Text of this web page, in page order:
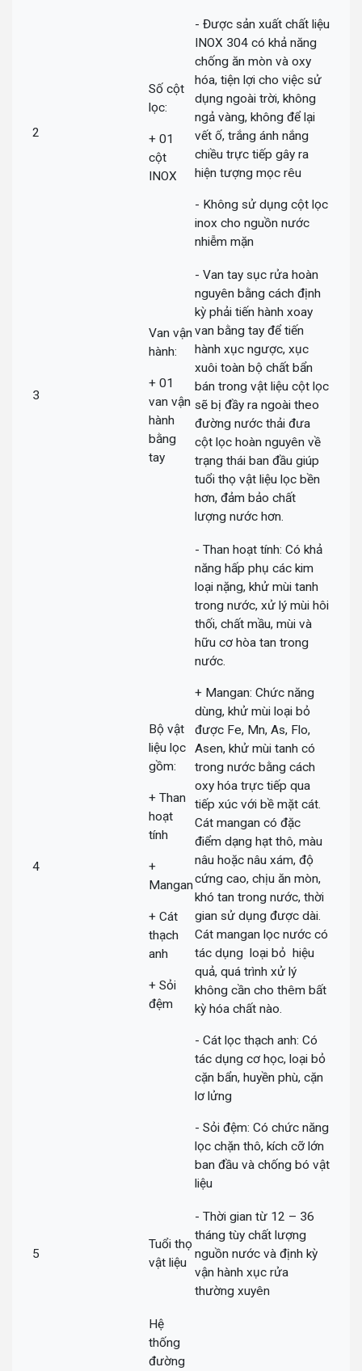
2
Số cột
lọc:
+ 01
cột
INOX
- Được sản xuất chất liệu
INOX 304 có khả năng
chống ăn mòn và oxy
hóa, tiện lợi cho việc sử
dụng ngoài trời, không
ngả vàng, không để lại
vết ố, trắng ánh nắng
chiều trực tiếp gây ra
hiện tượng mọc rêu
- Không sử dụng cột lọc
inox cho nguồn nước
nhiễm mặn
3
Van vận
hành:
+ 01
van vận
hành
bằng
tay
- Van tay sục rửa hoàn
nguyên bằng cách định
kỳ phải tiến hành xoay
van bằng tay để tiến
hành xục ngược, xục
xuôi toàn bộ chất bẩn
bán trong vật liệu cột lọc
sẽ bị đầy ra ngoài theo
đường nước thải đưa
cột lọc hoàn nguyên về
trạng thái ban đầu giúp
tuổi thọ vật liệu lọc bền
hơn, đảm bảo chất
lượng nước hơn.
4
Bộ vật
liệu lọc
gồm:
+ Than
hoạt
tính
+
Mangan
+ Cát
thạch
anh
+ Sỏi
đệm
- Than hoạt tính: Có khả
năng hấp phụ các kim
loại nặng, khử mùi tanh
trong nước, xử lý mùi hôi
thối, chất mầu, mùi và
hữu cơ hòa tan trong
nước.
+ Mangan: Chức năng
dùng, khử mùi loại bỏ
được Fe, Mn, As, Flo,
Asen, khử mùi tanh có
trong nước bằng cách
oxy hóa trực tiếp qua
tiếp xúc với bề mặt cát.
Cát mangan có đặc
điểm dạng hạt thô, màu
nâu hoặc nâu xám, độ
cứng cao, chịu ăn mòn,
khó tan trong nước, thời
gian sử dụng được dài.
Cát mangan lọc nước có
tác dụng loại bỏ hiệu
quả, quá trình xử lý
không cần cho thêm bất
kỳ hóa chất nào.
- Cát lọc thạch anh: Có
tác dụng cơ học, loại bỏ
cặn bẩn, huyền phù, cặn
lơ lửng
- Sỏi đệm: Có chức năng
lọc chặn thô, kích cỡ lớn
ban đầu và chống bó vật
liệu
5
Tuổi thọ
vật liệu
- Thời gian từ 12 – 36
tháng tùy chất lượng
nguồn nước và định kỳ
vận hành xục rửa
thường xuyên
Hệ
thống
đường